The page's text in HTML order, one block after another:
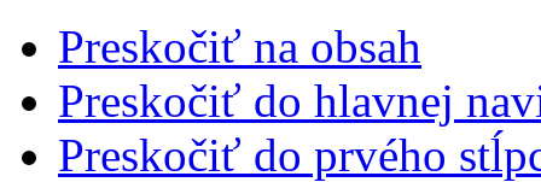
Preskočiť na obsah
Preskočiť do hlavnej
Preskočiť do prvého